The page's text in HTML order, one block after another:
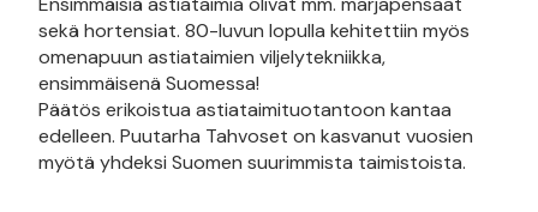
sekä hortensiat. 80-luvun lopulla kehitettiin myös
omenapuun astiataimien viljelytekniikka,
ensimmäisenä Suomessa!
Päätös erikoistua astiataimituotantoon kantaa
edelleen. Puutarha Tahvoset on kasvanut vuosien
myötä yhdeksi Suomen suurimmista taimistoista.